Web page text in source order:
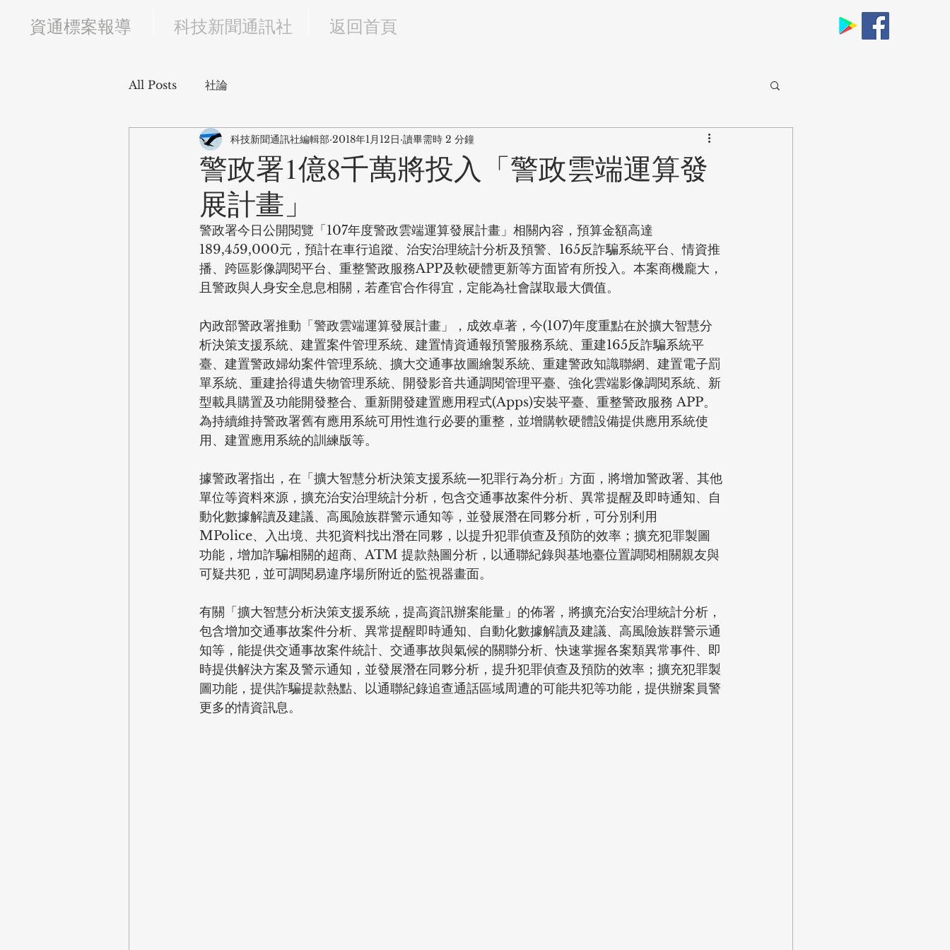
​資通標案報導 科技新聞通訊社 返回首頁
All Posts 社論
警政署1億8千萬將投入「警政雲端運算發
展計畫」
科技新聞通訊社編輯部 2018年1月12日 讀畢需時 2 分鐘
警政署今日公開閱覽「107年度警政雲端運算發展計畫」相關內容，預算金額高達
189,459,000元，預計在車行追蹤、治安治理統計分析及預警、165反詐騙系統平台、情資推
播、跨區影像調閱平台、重整警政服務APP及軟硬體更新等方面皆有所投入。本案商機龐大，
且警政與人身安全息息相關，若產官合作得宜，定能為社會謀取最大價值。
內政部警政署推動「警政雲端運算發展計畫」，成效卓著，今(107)年度重點在於擴大智慧分
析決策支援系統、建置案件管理系統、建置情資通報預警服務系統、重建165反詐騙系統平
臺、建置警政婦幼案件管理系統、擴大交通事故圖繪製系統、重建警政知識聯網、建置電子罰
單系統、重建拾得遺失物管理系統、開發影音共通調閱管理平臺、強化雲端影像調閱系統、新
型載具購置及功能開發整合、重新開發建置應用程式(Apps)安裝平臺、重整警政服務 APP。
為持續維持警政署舊有應用系統可用性進行必要的重整，並增購軟硬體設備提供應用系統使
用、建置應用系統的訓練版等。
據警政署指出，在「擴大智慧分析決策支援系統—犯罪行為分析」方面，將增加警政署、其他
單位等資料來源，擴充治安治理統計分析，包含交通事故案件分析、異常提醒及即時通知、自
動化數據解讀及建議、高風險族群警示通知等，並發展潛在同夥分析，可分別利用
MPolice、入出境、共犯資料找出潛在同夥，以提升犯罪偵查及預防的效率；擴充犯罪製圖
功能，增加詐騙相關的超商、ATM 提款熱圖分析，以通聯紀錄與基地臺位置調閱相關親友與
可疑共犯，並可調閱易違序場所附近的監視器畫面。
有關「擴大智慧分析決策支援系統，提高資訊辦案能量」的佈署，將擴充治安治理統計分析，
包含增加交通事故案件分析、異常提醒即時通知、自動化數據解讀及建議、高風險族群警示通
知等，能提供交通事故案件統計、交通事故與氣候的關聯分析、快速掌握各案類異常事件、即
時提供解決方案及警示通知，並發展潛在同夥分析，提升犯罪偵查及預防的效率；擴充犯罪製
圖功能，提供詐騙提款熱點、以通聯紀錄追查通話區域周遭的可能共犯等功能，提供辦案員警
更多的情資訊息。